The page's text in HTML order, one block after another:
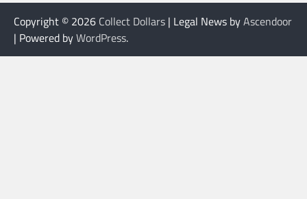
Copyright © 2026 Collect Dollars | Legal News byAscendoor
| Powered byWordPress.